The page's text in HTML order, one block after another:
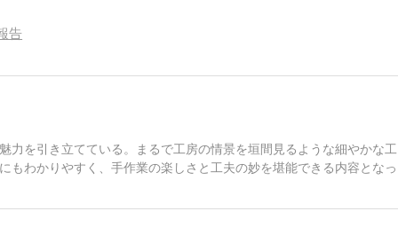
告
力を引き立てている。まるで工房の情景を垣間見るような細やかな工
もわかりやすく、手作業の楽しさと工夫の妙を堪能できる内容となっ